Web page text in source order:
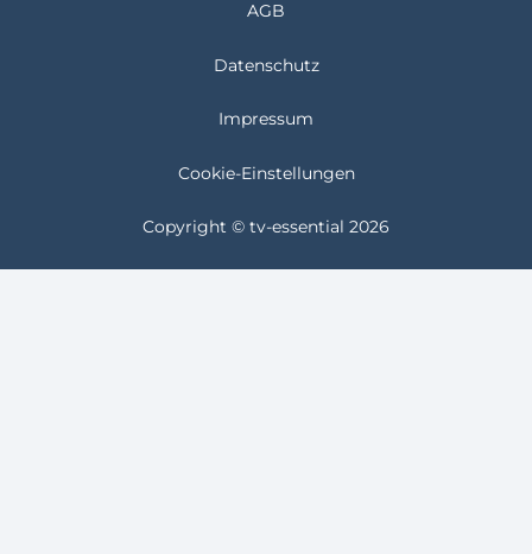
AGB
Datenschutz
Impressum
Cookie-Einstellungen
Copyright © tv-essential 2026